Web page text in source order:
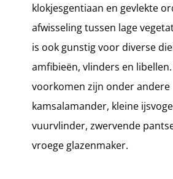
klokjesgentiaan en gevlekte
afwisseling tussen lage
is ook gunstig voor diverse
amfibieën, vlinders en
voorkomen zijn onder andere
kamsalamander, kleine
vuurvlinder, zwervende
vroege glazenmaker.